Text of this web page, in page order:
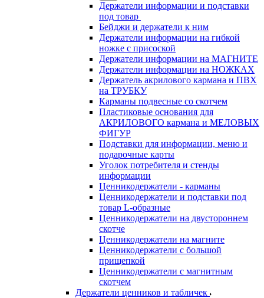
Держатели информации и подставки
под товар
Бейджи и держатели к ним
Держатели информации на гибкой
ножке с присоской
Держатели информации на МАГНИТЕ
Держатели информации на НОЖКАХ
Держатель акрилового кармана и ПВХ
на ТРУБКУ
Карманы подвесные со скотчем
Пластиковые основания для
АКРИЛОВОГО кармана и МЕЛОВЫХ
ФИГУР
Подставки для информации, меню и
подарочные карты
Уголок потребителя и стенды
информации
Ценникодержатели - карманы
Ценникодержатели и подставки под
товар L-образные
Ценникодержатели на двустороннем
скотче
Ценникодержатели на магните
Ценникодержатели с большой
прищепкой
Ценникодержатели с магнитным
скотчем
Держатели ценников и табличек